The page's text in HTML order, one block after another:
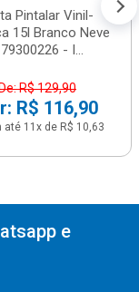
Pintalar Vinil-
15l Branco Neve
- I...
R$ 129,90
R$ 116,90
até 11x de R$ 10,63
e